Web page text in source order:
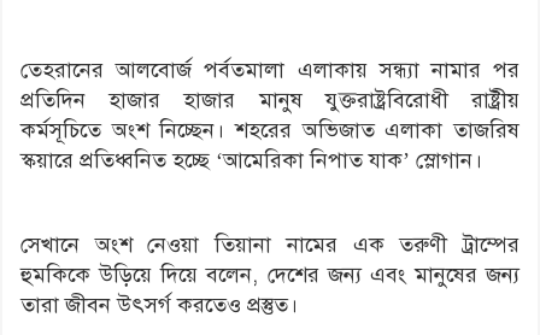
তেহরানের আলবোর্জ পর্বতমালা এলাকায় সন্ধ্যা নামার পর
প্রতিদিন হাজার হাজার মানুষ যুক্তরাষ্ট্রবিরোধী রাষ্ট্রীয়
কর্মসূচিতে অংশ নিচ্ছেন। শহরের অভিজাত এলাকা তাজরিষ
স্কয়ারে প্রতিধ্বনিত হচ্ছে ‘আমেরিকা নিপাত যাক’ স্লোগান।
সেখানে অংশ নেওয়া তিয়ানা নামের এক তরুণী ট্রাম্পের
হুমকিকে উড়িয়ে দিয়ে বলেন, দেশের জন্য এবং মানুষের জন্য
তারা জীবন উৎসর্গ করতেও প্রস্তুত।